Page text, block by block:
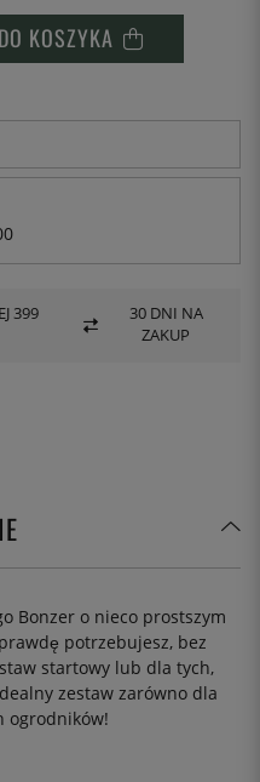
KOSZYKA
399
30 DNI NA
ZAKUP
Bonzer o nieco prostszym
potrzebujesz, bez
startowy lub dla tych,
zestaw zarówno dla
ogrodników!